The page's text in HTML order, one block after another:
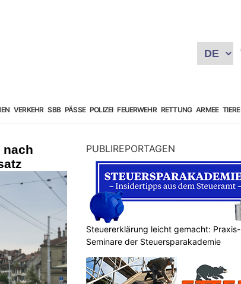
VERKEHR SBB PÄSSE POLIZEI FEUERWEHR RETTUNG ARMEE TIERE
nach
PUBLIREPORTAGEN
Steuererklärung leicht gemacht: Praxis-
Seminare der Steuersparakademie